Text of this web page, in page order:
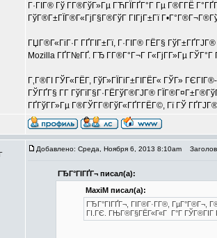
Г·ГІГ® Гў Г­Г®ГўГ»Гµ ГЋГЇГҐГ°Г Гµ Г®Г­ГЁ
ГўГ®Г±ГЇГ®Г«ГјГ§Г®ГўГ ГІГјГ±Гї
ГЏГ®Г«ГіГ·Г ГҐГІГ±Гї, Г·ГІГ® ГЁГ§
Mozilla ГҐГ№ГҐ. ГЂ Г­Г®Г°Г¬Г Г«ГјГ­Г»Гµ ГЎГ°Г
Г‚Г®ГІ ГЎГ«ГЁГ­, ГўГ»ГЇГіГ±ГІГЁГ« ГЎГ»
ГЎГҐГ§ Г­Г ГўГїГ§Г·ГЁГўГ®ГЈГ®
ГҐГўГ­Г»Гµ Г®ГЎГ­Г®ГўГ«ГҐГ­ГЁГ©, Гї ГЎ
Добавлено: Среда, Ноября 6, 2013 8:10am
ГЂГ°ГІГҐГ¬ писал(а):
MaxiM писал(а):
ГЂГ°ГІГҐГ¬, ГІГ®Г·Г­Г®, ГµГ°Г®Г¬,
ГІ.ГЄ. ГЊГ®Г§ГЁГ«Г«Г Г°Г ГЎГ®ГІГ